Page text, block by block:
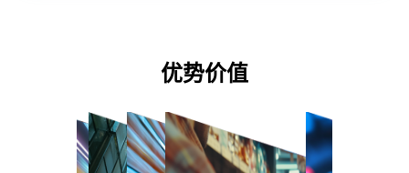
优势价值